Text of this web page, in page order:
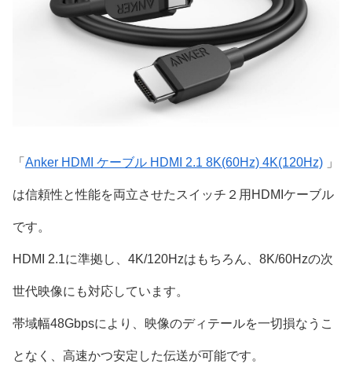
「 Anker HDMI ケーブル HDMI 2.1 8K(60Hz) 4K(120Hz) 」
は信頼性と性能を両立させたスイッチ２用HDMIケーブル
です。
HDMI 2.1に準拠し、4K/120Hzはもちろん、8K/60Hzの次
世代映像にも対応しています。
帯域幅48Gbpsにより、映像のディテールを一切損なうこ
となく、高速かつ安定した伝送が可能です。